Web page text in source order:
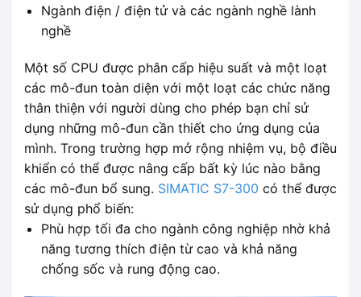
Ngành điện / điện tử và các ngành nghề lành
nghề
Một số CPU được phân cấp hiệu suất và một loạt
các mô-đun toàn diện với một loạt các chức năng
thân thiện với người dùng cho phép bạn chỉ sử
dụng những mô-đun cần thiết cho ứng dụng của
mình. Trong trường hợp mở rộng nhiệm vụ, bộ điều
khiển có thể được nâng cấp bất kỳ lúc nào bằng
các mô-đun bổ sung. SIMATIC S7-300 có thể được
sử dụng phổ biến:
Phù hợp tối đa cho ngành công nghiệp nhờ khả
năng tương thích điện từ cao và khả năng
chống sốc và rung động cao.